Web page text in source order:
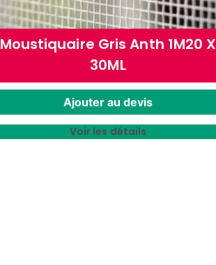
Moustiquaire Gris Anth 1M20 X
30ML
Ajouter au devis
Voir les détails